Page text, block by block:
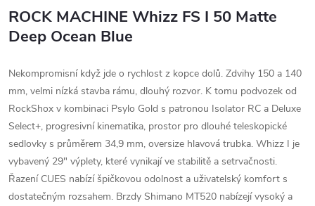
ROCK MACHINE Whizz FS I 50 Matte
Deep Ocean Blue
Nekompromisní když jde o rychlost z kopce dolů. Zdvihy 150 a 140
mm, velmi nízká stavba rámu, dlouhý rozvor. K tomu podvozek od
RockShox v kombinaci Psylo Gold s patronou Isolator RC a Deluxe
Select+, progresivní kinematika, prostor pro dlouhé teleskopické
sedlovky s průměrem 34,9 mm, oversize hlavová trubka. Whizz I je
vybavený 29" výplety, které vynikají ve stabilitě a setrvačnosti.
Řazení CUES nabízí špičkovou odolnost a uživatelský komfort s
dostatečným rozsahem. Brzdy Shimano MT520 nabízejí vysoký a